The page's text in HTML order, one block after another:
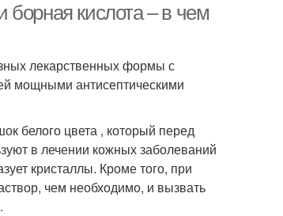
борная кислота – в чем
лекарственных формы с
мощными антисептическими
белого цвета , который перед
в лечении кожных заболеваний
кристаллы. Кроме того, при
чем необходимо, и вызвать